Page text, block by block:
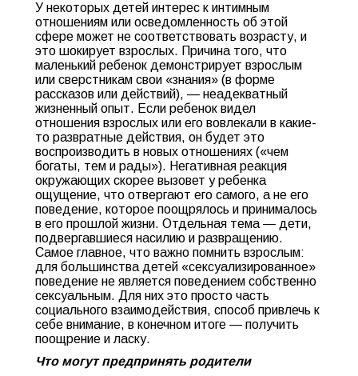
У некоторых детей интерес к интимным
отношениям или осведомленность об этой
сфере может не соответствовать возрасту, и
это шокирует взрослых. Причина того, что
маленький ребенок демонстрирует взрослым
или сверстникам свои «знания» (в форме
рассказов или действий), — неадекватный
жизненный опыт. Если ребенок видел
отношения взрослых или его вовлекали в какие-
то развратные действия, он будет это
воспроизводить в новых отношениях («чем
богаты, тем и рады»). Негативная реакция
окружающих скорее вызовет у ребенка
ощущение, что отвергают его самого, а не его
поведение, которое поощрялось и принималось
в его прошлой жизни. Отдельная тема — дети,
подвергавшиеся насилию и развращению.
Самое главное, что важно помнить взрослым:
для большинства детей «сексуализированное»
поведение не является поведением собственно
сексуальным. Для них это просто часть
социального взаимодействия, способ привлечь к
себе внимание, в конечном итоге — получить
поощрение и ласку.
Что могут предпринять родители